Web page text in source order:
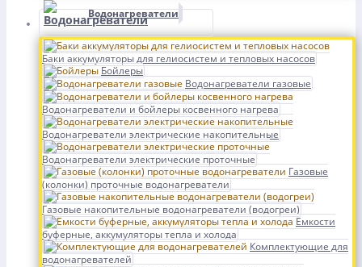
Водонагреватели
Баки аккумуляторы для гелиосистем и тепловых насосов
Бойлеры
Водонагреватели газовые
Водонагреватели и бойлеры косвенного нагрева
Водонагреватели электрические накопительные
Водонагреватели электрические проточные
Газовые
(колонки) проточные водонагреватели
Газовые накопительные водонагреватели (водогреи)
Емкости
буферные, аккумуляторы тепла и холода
Комплектующие для
водонагревателей